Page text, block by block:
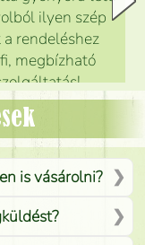
ilyen szép
rendeléshez
megbízható
Mónika
is vásárolni?